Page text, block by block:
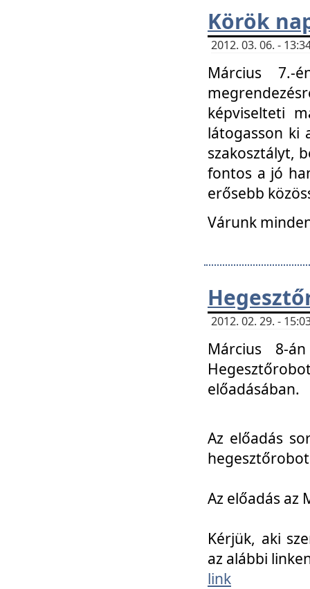
Körök
2012. 03. 06. -
Március 7.-
képviselteti
látogasson ki
szakosztályt,
fontos a jó
erősebb
Várunk
2012. 02. 29. -
Március 8-
előadásában.
Az előadás
Az előadás az
Kérjük, aki
az alábbi
link